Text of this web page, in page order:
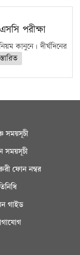
পরীক্ষা
কানুনে। দীর্ঘদিনের
সময়সূচী
সময়সূচী
ফোন নম্বর
গাইড